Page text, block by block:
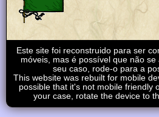
Este site foi reconstruido para ser
móveis, mas é possível que não
seu caso, rode-o para a
This website was rebuilt for mobile
possible that it's not mobile friendly
your case, rotate the device to